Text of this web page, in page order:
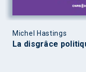
Michel Hastings
La disgrâce